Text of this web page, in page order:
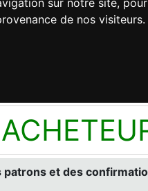
sur notre site,
de nos visiteurs.
patrons et des